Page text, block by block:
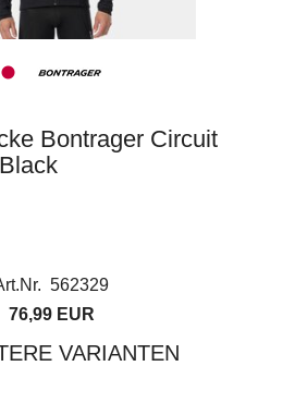
Bontrager Circuit
562329
76,99 EUR
VARIANTEN